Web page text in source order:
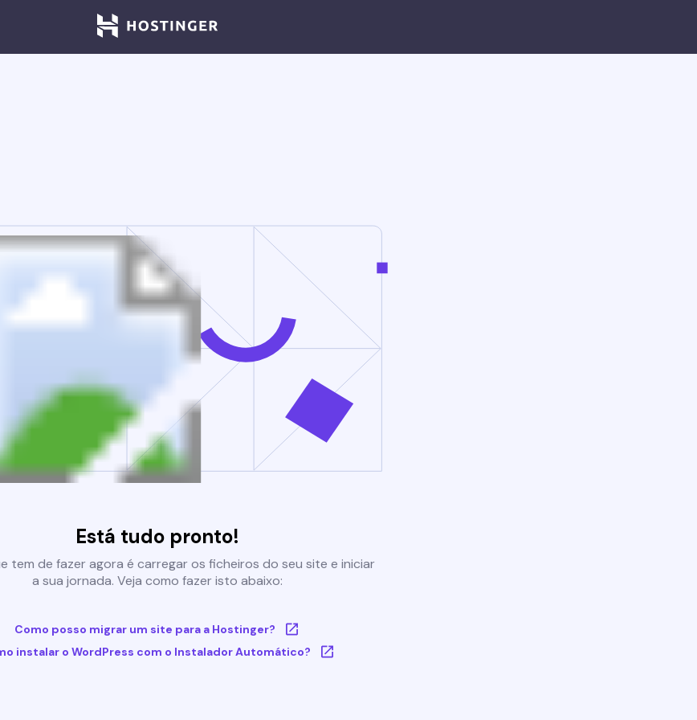
Está tudo pronto!
tem de fazer agora é carregar os ficheiros do seu site e iniciar
a sua jornada. Veja como fazer isto abaixo:
Como posso migrar um site para a Hostinger?
instalar o WordPress com o Instalador Automático?